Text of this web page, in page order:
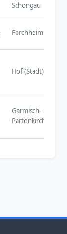
Schongau
Forchheim
Hof (Stadt)
Garmisch-
Partenkirchen